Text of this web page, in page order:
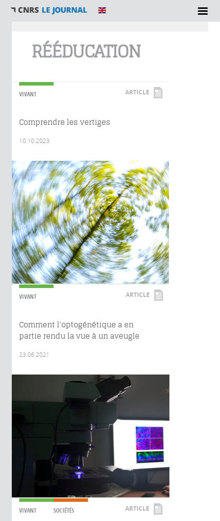
RÉÉDUCATION
VIVANT ARTICLE
Comprendre les vertiges
10.10.2023
VIVANT ARTICLE
Comment l’optogénétique a en
partie rendu la vue à un aveugle
23.06.2021
VIVANT SOCIÉTÉS ARTICLE